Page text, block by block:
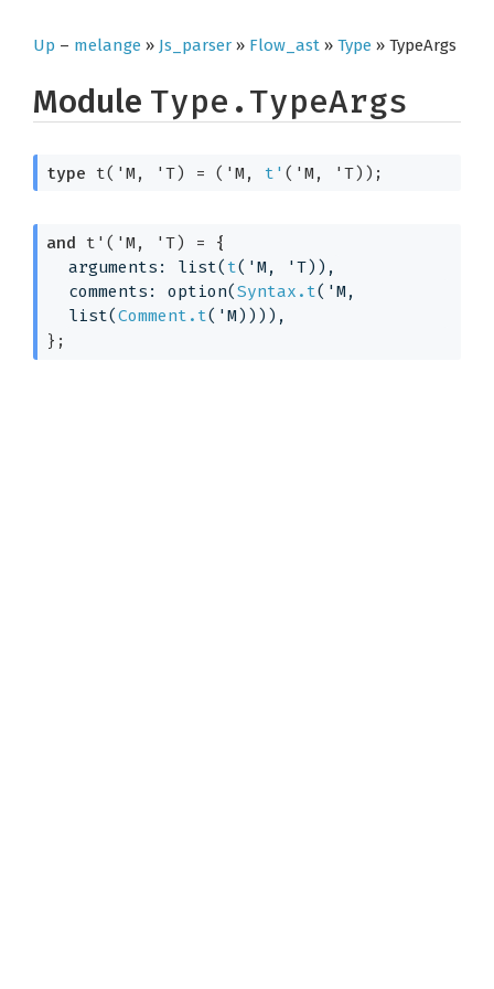
Up – melange » Js_parser » Flow_ast » Type » TypeArgs
Module Type.TypeArgs
type t('M, 'T) = ( 'M , t' ( 'M , 'T) ) ;
and t'('M, 'T) =
{
arguments: list( t( 'M , 'T) ),
comments: option(Syntax.t( 'M ,
list(Comment.t( 'M))) ),
} ;